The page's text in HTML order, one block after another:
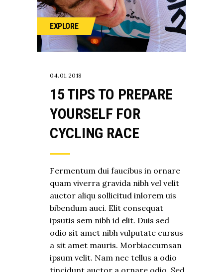
EXPLORE
04.01.2018
15 TIPS TO PREPARE
YOURSELF FOR
CYCLING RACE
Fermentum dui faucibus in ornare
quam viverra gravida nibh vel velit
auctor aliqu sollicitud inlorem uis
bibendum auci. Elit consequat
ipsutis sem nibh id elit. Duis sed
odio sit amet nibh vulputate cursus
a sit amet mauris. Morbiaccumsan
ipsum velit. Nam nec tellus a odio